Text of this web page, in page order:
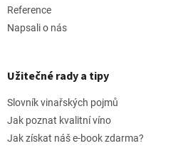
Reference
Napsali o nás
Užitečné rady a tipy
Slovník vinařských pojmů
Jak poznat kvalitní víno
Jak získat náš e-book zdarma?